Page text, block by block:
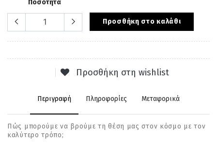
Ποσότητα
Προσθήκη στο καλάθι
Προσθήκη στη wishlist
Περιγραφή Πληροφορίες Μεταφορικά
Πώς μπορούμε να βρούμε τη θέση μας στον κόσμο με τον
καλύτερο τρόπο;